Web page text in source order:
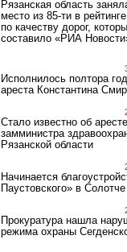
Рязанская область
место из 85-ти в
по качеству дорог,
составило «РИА
Исполнилось полтора
ареста Константина
Стало известно об
замминистра
Рязанской области
Начинается
Паустовского» в Солотче
Прокуратура нашла
режима охраны